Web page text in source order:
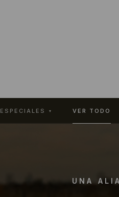
ESPECIALES ▾ VER TODO
UNA